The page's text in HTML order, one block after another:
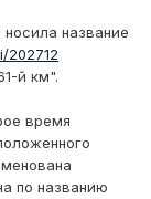
название
202712
й км".
время
по названию